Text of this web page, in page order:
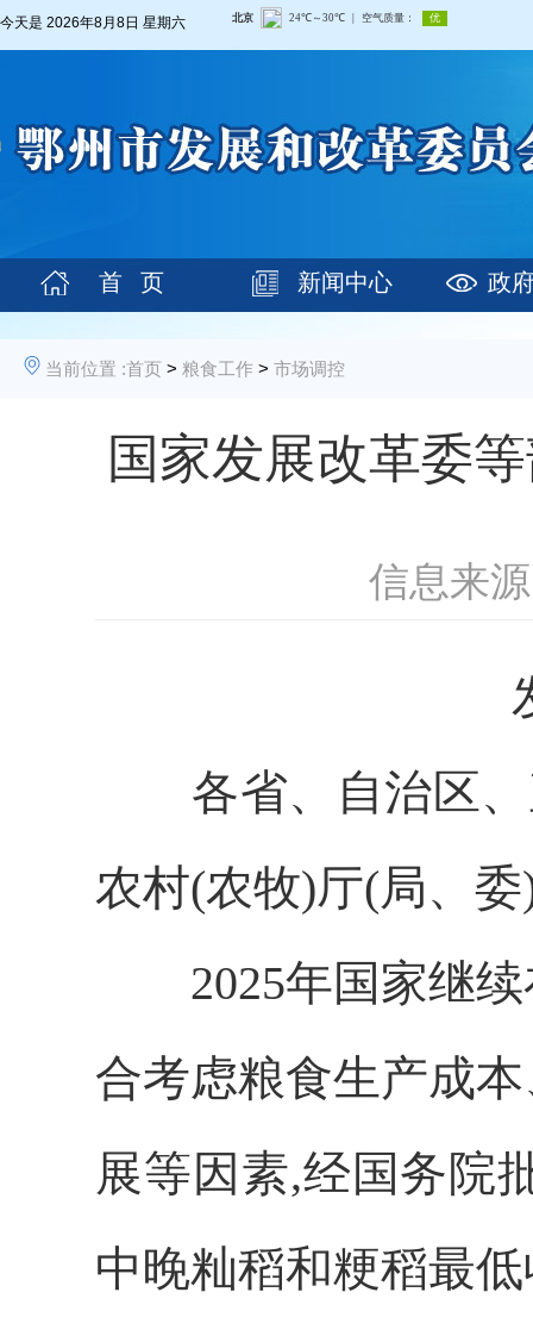
今天是 2026年8月8日 星期六
首 页 新闻中心 政
当前位置 :首页 > 粮食工作 > 市场调控
国家发展改革委
信息来
发
各省、自治区、
农村(农牧)厅(局、
2025年国家继续
合考虑粮食生产成
展等因素,经国务院
中晚籼稻和粳稻最